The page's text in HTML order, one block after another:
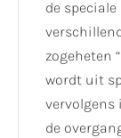
de
zogeheten
wordt uit
vervolgens
de